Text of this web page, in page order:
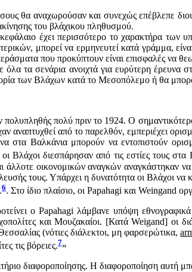
θα αναχωρούσαν και συνεχώς επέβλεπε
του βλάχικου πληθυσμού.
έχει περισσότερο το χαρακτήρα
μπορεί να ερμηνευτεί κατά γράμμα,
που προκύπτουν είναι επισφαλές να
όλα τα σενάρια ανοιχτά για ευρύτερη
των Βλάχων κατά το Μεσοπόλεμο ή θα
πολύ πριν το 1924. Ο
αναπτυχθεί από το παρελθόν, εμπεριέχει
Βαλκάνια μπορούν να εντοπιστούν
οι Βλάχοι διεσπάρησαν από τις εστίες τους
άλλοτε οικονομικών αναγκών
τους. Υπάρχει η δυνατότητα οι
6. Στο ίδιο πλαίσιο, οι Papahagi και Weingand
ο Papahagi λάμβανε υπόψη
και Μουζακαίοι. [Κατά Weigand] οι
(νότιες διάλεκτοι, μη φαρσερώτικα,
τις βόρειες.7»
διαφοροποίησης. Η διαφοροποίηση αυτή